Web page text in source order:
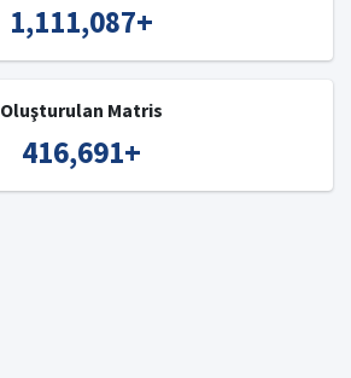
1,111,087+
Oluşturulan Matris
416,691+